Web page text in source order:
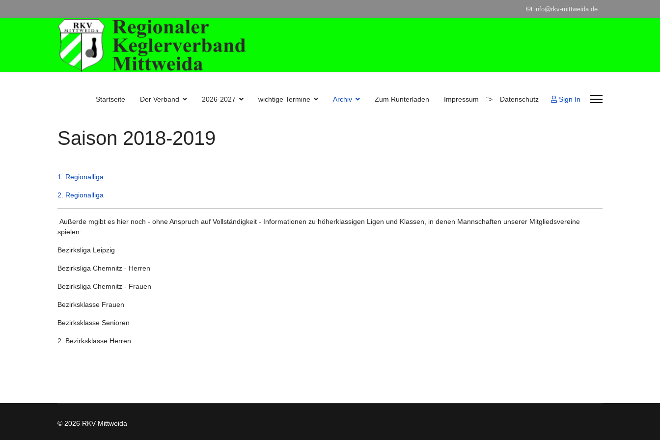
info@rkv-mittweida.de
Startseite Der Verband 2026-2027 wichtige Termine Archiv Zum Runterladen Impressum "> Datenschutz Sign In
Saison 2018-2019
1. Regionalliga
2. Regionalliga
Außerde mgibt es hier noch - ohne Anspruch auf Vollständigkeit - Informationen zu höherklassigen Ligen und Klassen, in denen Mannschaften unserer Mitgliedsvereine
spielen:
Bezirksliga Leipzig
Bezirksliga Chemnitz - Herren
Bezirksliga Chemnitz - Frauen
Bezirksklasse Frauen
Bezirksklasse Senioren
2. Bezirksklasse Herren
© 2026 RKV-Mittweida